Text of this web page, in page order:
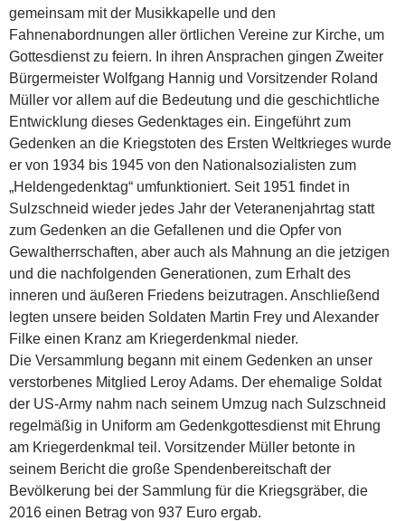
gemeinsam mit der Musikkapelle und den
Fahnenabordnungen aller örtlichen Vereine zur Kirche, um
Gottesdienst zu feiern. In ihren Ansprachen gingen Zweiter
Bürgermeister Wolfgang Hannig und Vorsitzender Roland
Müller vor allem auf die Bedeutung und die geschichtliche
Entwicklung dieses Gedenktages ein. Eingeführt zum
Gedenken an die Kriegstoten des Ersten Weltkrieges wurde
er von 1934 bis 1945 von den Nationalsozialisten zum
„Heldengedenktag“ umfunktioniert. Seit 1951 findet in
Sulzschneid wieder jedes Jahr der Veteranenjahrtag statt
zum Gedenken an die Gefallenen und die Opfer von
Gewaltherrschaften, aber auch als Mahnung an die jetzigen
und die nachfolgenden Generationen, zum Erhalt des
inneren und äußeren Friedens beizutragen. Anschließend
legten unsere beiden Soldaten Martin Frey und Alexander
Filke einen Kranz am Kriegerdenkmal nieder.
Die Versammlung begann mit einem Gedenken an unser
verstorbenes Mitglied Leroy Adams. Der ehemalige Soldat
der US-Army nahm nach seinem Umzug nach Sulzschneid
regelmäßig in Uniform am Gedenkgottesdienst mit Ehrung
am Kriegerdenkmal teil. Vorsitzender Müller betonte in
seinem Bericht die große Spendenbereitschaft der
Bevölkerung bei der Sammlung für die Kriegsgräber, die
2016 einen Betrag von 937 Euro ergab.